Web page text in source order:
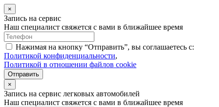
×
Запись на сервис
Наш специалист свяжется с вами в ближайшее время
Нажимая на кнопку “Отправить”, вы соглашаетесь с:
Политикой конфиденциальности,
Политикой в отношении файлов cookie
Отправить
×
Запись на сервис легковых автомобилей
Наш специалист свяжется с вами в ближайшее время